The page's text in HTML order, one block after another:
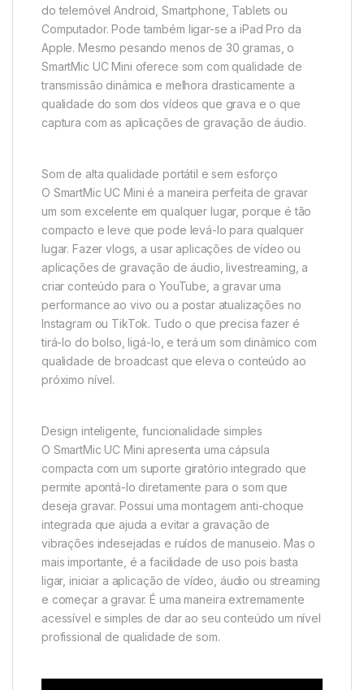
do telemóvel Android, Smartphone, Tablets ou
Computador. Pode também ligar-se a iPad Pro da
Apple. Mesmo pesando menos de 30 gramas, o
SmartMic UC Mini oferece som com qualidade de
transmissão dinâmica e melhora drasticamente a
qualidade do som dos vídeos que grava e o que
captura com as aplicações de gravação de áudio.
Som de alta qualidade portátil e sem esforço
O SmartMic UC Mini é a maneira perfeita de gravar
um som excelente em qualquer lugar, porque é tão
compacto e leve que pode levá-lo para qualquer
lugar. Fazer vlogs, a usar aplicações de vídeo ou
aplicações de gravação de áudio, livestreaming, a
criar conteúdo para o YouTube, a gravar uma
performance ao vivo ou a postar atualizações no
Instagram ou TikTok. Tudo o que precisa fazer é
tirá-lo do bolso, ligá-lo, e terá um som dinâmico com
qualidade de broadcast que eleva o conteúdo ao
próximo nível.
Design inteligente, funcionalidade simples
O SmartMic UC Mini apresenta uma cápsula
compacta com um suporte giratório integrado que
permite apontá-lo diretamente para o som que
deseja gravar. Possui uma montagem anti-choque
integrada que ajuda a evitar a gravação de
vibrações indesejadas e ruídos de manuseio. Mas o
mais importante, é a facilidade de uso pois basta
ligar, iniciar a aplicação de vídeo, áudio ou streaming
e começar a gravar. É uma maneira extremamente
acessível e simples de dar ao seu conteúdo um nível
profissional de qualidade de som.